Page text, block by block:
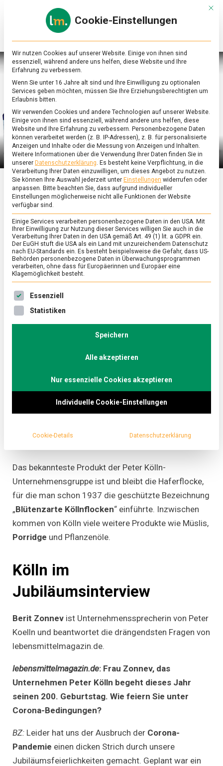
Online-
Magazin
zu
&
Ernährung
ERNÄHRUNG & GESUNDHEIT/ WIRTSCHAFT
Koellnflocken:
Blütenzart mit 200
Jahren
30. Oktober 2020 redaktion Commenton
Jahren
Haferfabrikant Peter Kölln feiert in diesem Jahr
200. Geburtstag. Wir haben mit
Unternehmenssprecherin Birgit Zonnev auf die
Geschichte und in die Zukunft geblickt.
1820 übernahm Peter Koellndie pferdbetriebe
Grützmühle seiner Eltern. Die Umstellung auf
Dampfbetrieb und der Einstieg in den
den folgenden Jahren zu einem der größten
Das bekannteste Produkt der Peter Kölln-
Unternehmensgruppe ist und bleibt die Haferflocke,
für die man schon 1937 die geschützte Bezeichnung
„Blütenzarte Köllnflocken“ einführte. Inzwischen
kommen von Kölln viele weitere Produkte wie Müslis,
Porridge und Pflanzenöle.
Kölln im
Jubiläumsinterview
Berit Zonnev ist Unternehmenssprecherin von Peter
Koelln und beantwortet die drängendsten Fragen von
lebensmittelmagazin.de.
lebensmittelmagazin.de: Frau Zonnev, das
Unternehmen Peter Kölln begeht dieses Jahr
seinen 200. Geburtstag. Wie feiern Sie unter
Corona-Bedingungen?
BZ: Leider hat uns der Ausbruch der Corona-
Pandemie einen dicken Strich durch unsere
Jubiläumsfeierlichkeiten gemacht. Geplant war ein
Mit
Cookie-Einstellungen
Wir nutzen Cookies auf unserer Website. Einige von ihnen sind
essenziell, während andere uns helfen, diese Website und Ihre
Erfahrung zu verbessern.
Wenn Sie unter 16 Jahre alt sind und Ihre Einwilligung zu optionalen
Services geben möchten, müssen Sie Ihre Erziehungsberechtigten um
Erlaubnis bitten.
Wir verwenden Cookies und andere Technologien auf unserer Website.
Einige von ihnen sind essenziell, während andere uns helfen, diese
Website und Ihre Erfahrung zu verbessern. Personenbezogene Daten
können verarbeitet werden (z. B. IP-Adressen), z. B. für personalisierte
Anzeigen und Inhalte oder die Messung von Anzeigen und Inhalten.
Weitere Informationen über die Verwendung Ihrer Daten finden Sie in
unserer Datenschutzerklärung. Es besteht keine Verpflichtung, in die
Verarbeitung Ihrer Daten einzuwilligen, um dieses Angebot zu nutzen.
Sie können Ihre Auswahl jederzeit unter Einstellungen widerrufen oder
anpassen. Bitte beachten Sie, dass aufgrund individueller
Einstellungen möglicherweise nicht alle Funktionen der Website
verfügbar sind.
Einige Services verarbeiten personenbezogene Daten in den USA. Mit
Ihrer Einwilligung zur Nutzung dieser Services willigen Sie auch in die
Verarbeitung Ihrer Daten in den USA gemäß Art. 49 (1) lit. a GDPR ein.
Der EuGH stuft die USA als ein Land mit unzureichendem Datenschutz
nach EU-Standards ein. Es besteht beispielsweise die Gefahr, dass US-
Behörden personenbezogene Daten in Überwachungsprogrammen
verarbeiten, ohne dass für Europäerinnen und Europäer eine
Klagemöglichkeit besteht.
Es folgt eine Liste der Service-Gruppen, für die eine
Essenziell
Statistiken
Speichern
Alle akzeptieren
Nur essenzielle Cookies akzeptieren
Individuelle Cookie-Einstellungen
Cookie-Details Datenschutzerklärung